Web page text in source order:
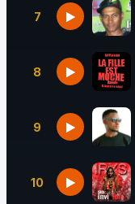
7
8
9
10